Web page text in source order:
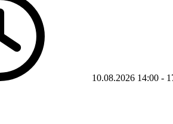
10.08.2026 14:00 -